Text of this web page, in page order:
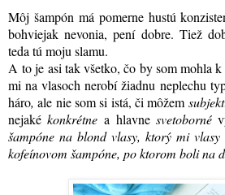
Môj šampón má pomerne hustú
bohviejak nevonia, pení dobre. Tiež
teda tú moju slamu.
A to je asi tak všetko, čo by som mohla
mi na vlasoch nerobí žiadnu neplechu
háro,ale nie som si istá, či môžem
nejakékonkrétne a hlavne svetoborné
šampóne na blond vlasy, ktorý mi
kofeínovom šampóne, po ktorom boli na